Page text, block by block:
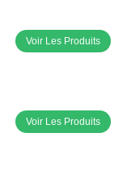
Voir Les Produits
Voir Les Produits